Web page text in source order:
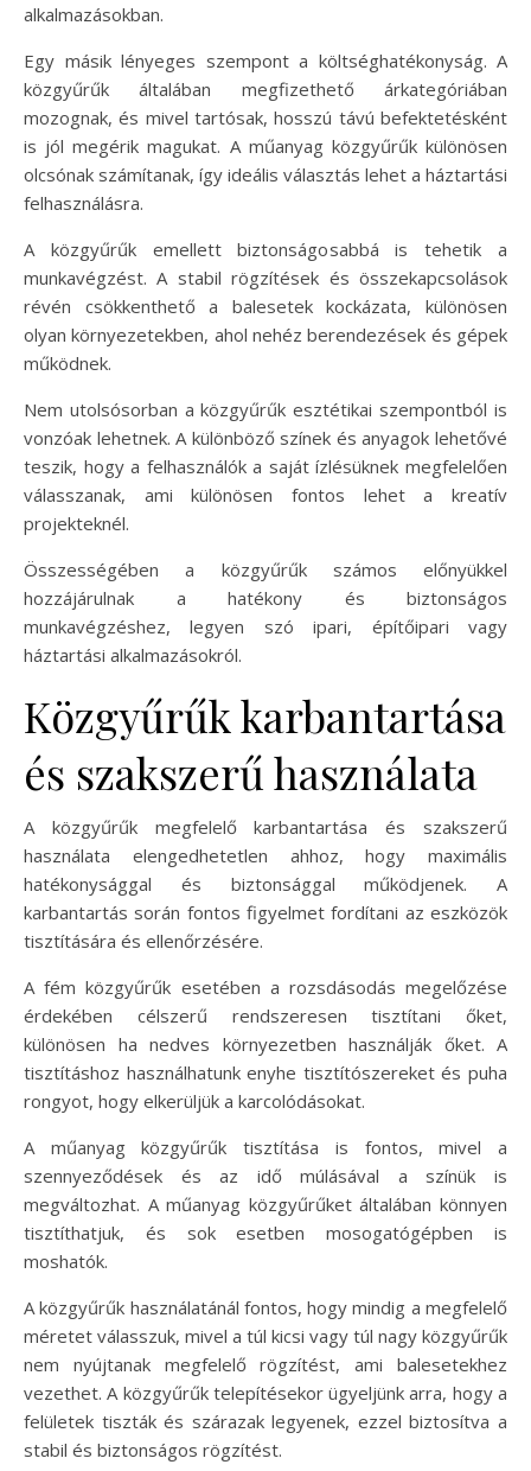
alkalmazásokban.
Egy másik lényeges szempont a költséghatékonyság. A
közgyűrűk általában megfizethető árkategóriában
mozognak, és mivel tartósak, hosszú távú befektetésként
is jól megérik magukat. A műanyag közgyűrűk különösen
olcsónak számítanak, így ideális választás lehet a háztartási
felhasználásra.
A közgyűrűk emellett biztonságosabbá is tehetik a
munkavégzést. A stabil rögzítések és összekapcsolások
révén csökkenthető a balesetek kockázata, különösen
olyan környezetekben, ahol nehéz berendezések és gépek
működnek.
Nem utolsósorban a közgyűrűk esztétikai szempontból is
vonzóak lehetnek. A különböző színek és anyagok lehetővé
teszik, hogy a felhasználók a saját ízlésüknek megfelelően
válasszanak, ami különösen fontos lehet a kreatív
projekteknél.
Összességében a közgyűrűk számos előnyükkel
hozzájárulnak a hatékony és biztonságos
munkavégzéshez, legyen szó ipari, építőipari vagy
háztartási alkalmazásokról.
Közgyűrűk karbantartása
és szakszerű használata
A közgyűrűk megfelelő karbantartása és szakszerű
használata elengedhetetlen ahhoz, hogy maximális
hatékonysággal és biztonsággal működjenek. A
karbantartás során fontos figyelmet fordítani az eszközök
tisztítására és ellenőrzésére.
A fém közgyűrűk esetében a rozsdásodás megelőzése
érdekében célszerű rendszeresen tisztítani őket,
különösen ha nedves környezetben használják őket. A
tisztításhoz használhatunk enyhe tisztítószereket és puha
rongyot, hogy elkerüljük a karcolódásokat.
A műanyag közgyűrűk tisztítása is fontos, mivel a
szennyeződések és az idő múlásával a színük is
megváltozhat. A műanyag közgyűrűket általában könnyen
tisztíthatjuk, és sok esetben mosogatógépben is
moshatók.
A közgyűrűk használatánál fontos, hogy mindig a megfelelő
méretet válasszuk, mivel a túl kicsi vagy túl nagy közgyűrűk
nem nyújtanak megfelelő rögzítést, ami balesetekhez
vezethet. A közgyűrűk telepítésekor ügyeljünk arra, hogy a
felületek tiszták és szárazak legyenek, ezzel biztosítva a
stabil és biztonságos rögzítést.